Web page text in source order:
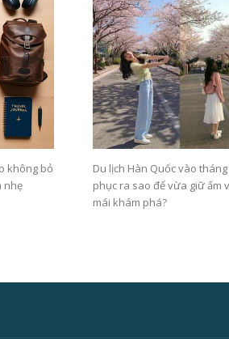
không bỏ
nhẹ
Du lịch Hàn Quốc vào
phục ra sao để vừa giữ ấm
mái khám phá?